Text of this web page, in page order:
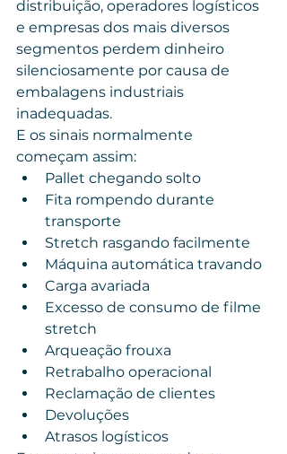
distribuição, operadores logísticos
e empresas dos mais diversos
segmentos perdem dinheiro
silenciosamente por causa de
embalagens industriais
inadequadas.
E os sinais normalmente
começam assim:
Pallet chegando solto
Fita rompendo durante
transporte
Stretch rasgando facilmente
Máquina automática travando
Carga avariada
Excesso de consumo de filme
stretch
Arqueação frouxa
Retrabalho operacional
Reclamação de clientes
Devoluções
Atrasos logísticos